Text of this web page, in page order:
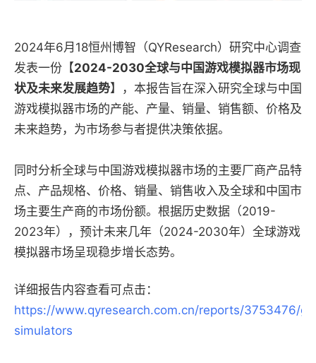
2024年6月18恒州博智（QYResearch）研究中心调查
发表一份【2024-2030全球与中国游戏模拟器市场现
状及未来发展趋势】，本报告旨在深入研究全球与中国
游戏模拟器市场的产能、产量、销量、销售额、价格及
未来趋势，为市场参与者提供决策依据。
同时分析全球与中国游戏模拟器市场的主要厂商产品特
点、产品规格、价格、销量、销售收入及全球和中国市
场主要生产商的市场份额。根据历史数据（2019-
2023年），预计未来几年（2024-2030年）全球游戏
模拟器市场呈现稳步增长态势。
详细报告内容查看可点击：
https://www.qyresearch.com.cn/reports/3753476/
simulators